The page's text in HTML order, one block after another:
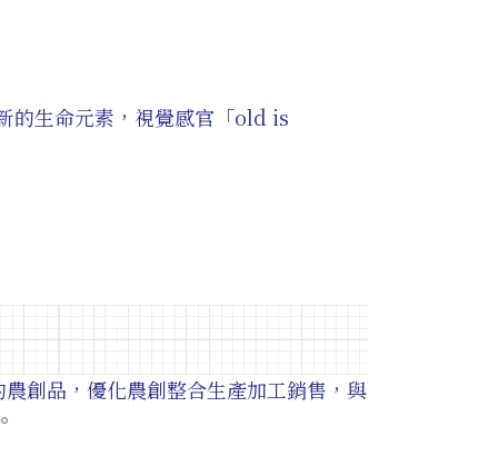
的生命元素，視覺感官「old is
創品，優化農創整合生產加工銷售，與